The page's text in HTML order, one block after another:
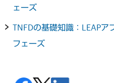
ェーズ
TNFDの基礎知識：LEAP
フェーズ